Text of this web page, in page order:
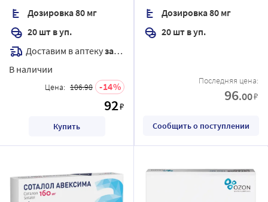
Дозировка 80 мг
20 шт в уп.
Доставим в аптекузавтра
В наличии
Цена: 106.98 14
92₽
Купить
Дозировка 80 мг
20 шт в уп.
Последняя цена:
96.00₽
Сообщить о поступлении